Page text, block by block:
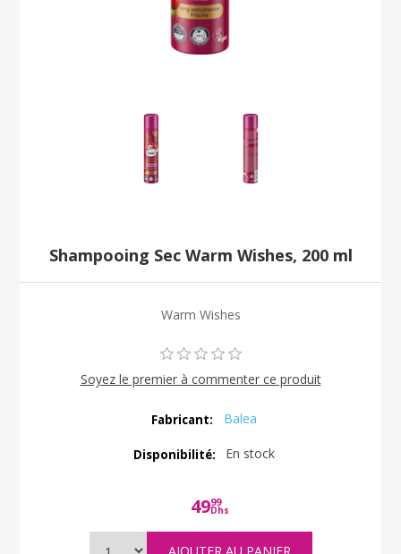
Shampooing Sec Warm Wishes, 200 ml
Warm Wishes
Soyez le premier à commenter ce produit
Fabricant: Balea
Disponibilité: En stock
4999
Dhs